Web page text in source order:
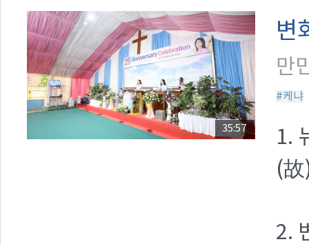
35:57
변
만
#케냐
1.
(故
2.